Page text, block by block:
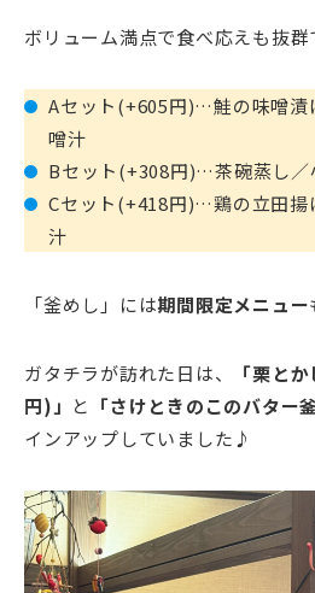
ボリューム満点で食べ応えも抜
Aセット(+605円)…鮭の味噌漬
噌汁
Bセット(+308円)…茶碗蒸し／
Cセット(+418円)…鶏の立田揚
汁
「釜めし」には期間限定メニュー
ガタチラが訪れた日は、
「栗と
円)」 と 「さけときのこのバター
インアップしていました♪